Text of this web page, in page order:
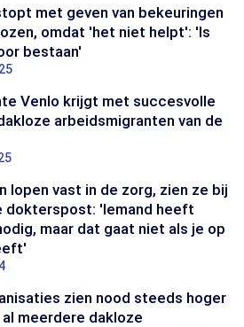
met geven van bekeuringen
omdat 'het niet helpt': 'Is
bestaan'
Venlo krijgt met succesvolle
arbeidsmigranten van de
lopen vast in de zorg, zien ze bij
dokterspost: 'Iemand heeft
maar dat gaat niet als je op
zien nood steeds hoger
meerdere dakloze